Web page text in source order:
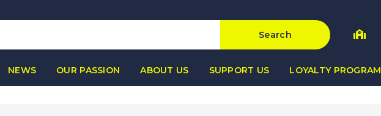
Search
NEWS OUR PASSION ABOUT US SUPPORT US LOYALTY PROGRAM